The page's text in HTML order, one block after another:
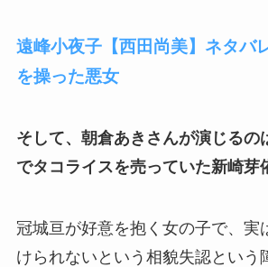
遠峰小夜子【西田尚美】ネタバ
を操った悪女
そして、朝倉あきさんが演じるの
でタコライスを売っていた新崎芽
冠城亘が好意を抱く女の子で、実
けられないという相貌失認という